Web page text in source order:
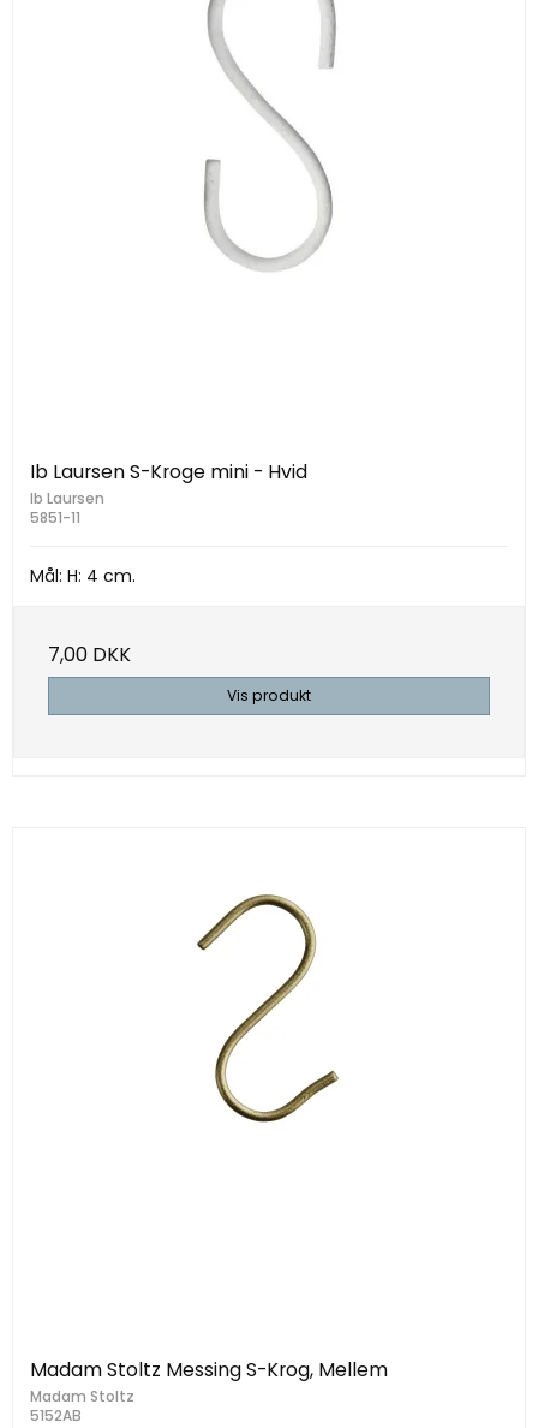
Ib Laursen S-Kroge mini - Hvid
Ib Laursen
5851-11
Mål: H: 4 cm.
7,00 DKK
Vis produkt
Madam Stoltz Messing S-Krog, Mellem
Madam Stoltz
5152AB